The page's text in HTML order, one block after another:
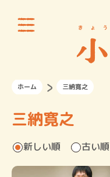
ホーム 三納寛之
三納寛之
新しい順 古い順